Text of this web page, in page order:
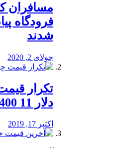
مسافران
فرودگاه
شدند
جولای 2, 2020
تکرار
دلار 11 400
اکتبر 17, 2019